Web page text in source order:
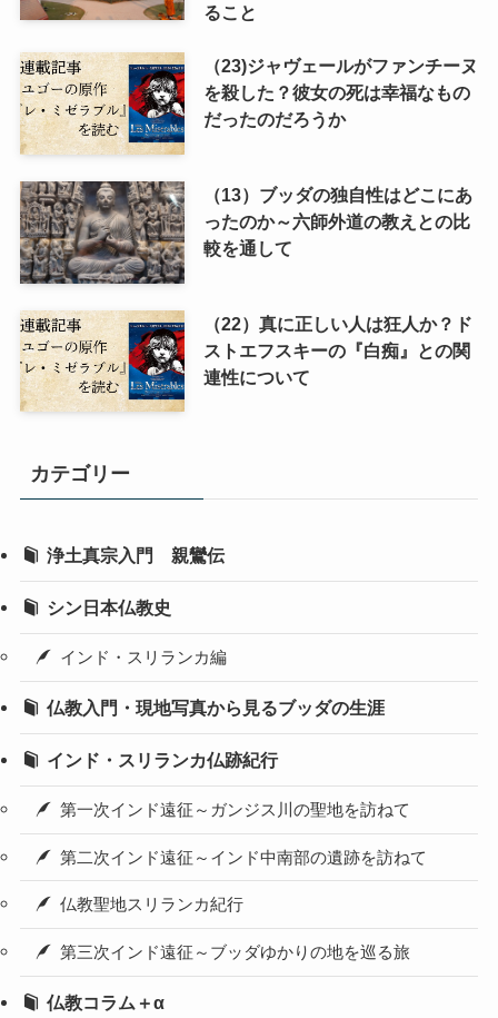
ること
（23)ジャヴェールがファンチーヌ
を殺した？彼女の死は幸福なもの
だったのだろうか
（13）ブッダの独自性はどこにあ
ったのか～六師外道の教えとの比
較を通して
（22）真に正しい人は狂人か？ド
ストエフスキーの『白痴』との関
連性について
カテゴリー
浄土真宗入門 親鸞伝
シン日本仏教史
インド・スリランカ編
仏教入門・現地写真から見るブッダの生涯
インド・スリランカ仏跡紀行
第一次インド遠征～ガンジス川の聖地を訪ねて
第二次インド遠征～インド中南部の遺跡を訪ねて
仏教聖地スリランカ紀行
第三次インド遠征～ブッダゆかりの地を巡る旅
仏教コラム＋α